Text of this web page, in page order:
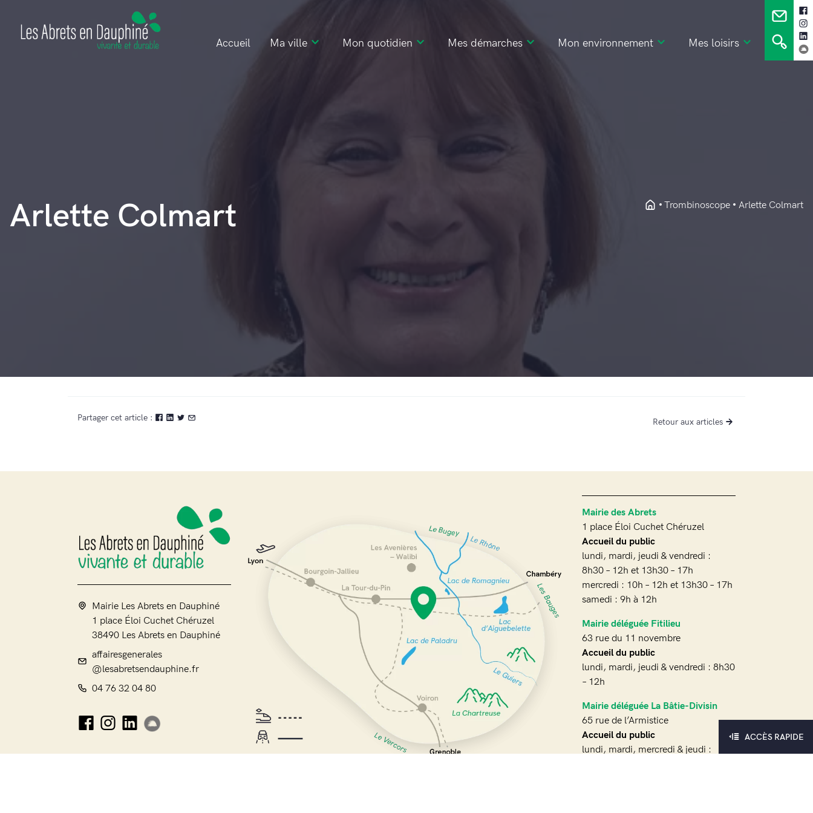
Accueil Ma ville Mon quotidien Mes démarches Mon environnement Mes loisirs
Arlette Colmart Trombinoscope Arlette Colmart
Partager cet article : Retour aux articles
Mairie Les Abrets en Dauphiné
1 place Éloi Cuchet Chéruzel
38490 Les Abrets en Dauphiné
affairesgenerales
@lesabretsendauphine.fr
04 76 32 04 80
Mairie des Abrets
1 place Éloi Cuchet Chéruzel
Accueil du public
lundi, mardi, jeudi & vendredi :
8h30 – 12h et 13h30 – 17h
mercredi : 10h – 12h et 13h30 – 17h
samedi : 9h à 12h
Mairie déléguée Fitilieu
63 rue du 11 novembre
Accueil du public
lundi, mardi, jeudi & vendredi : 8h30
– 12h
Mairie déléguée La Bâtie-Divisin
65 rue de l’Armistice
Accueil du public
lundi, mardi, mercredi & jeudi :
ACCÈS RAPIDE